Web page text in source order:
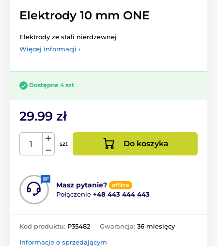
Elektrody 10 mm ONE
Elektrody ze stali nierdzewnej
Więcej informacji ›
Dostępne 4 szt
29.99 zł
szt Do koszyka
Masz pytanie? offline
Połączenie +48 443 444 443
Kod produktu: P35482 Gwarancja: 36 miesięcy
Informacje o sprzedającym